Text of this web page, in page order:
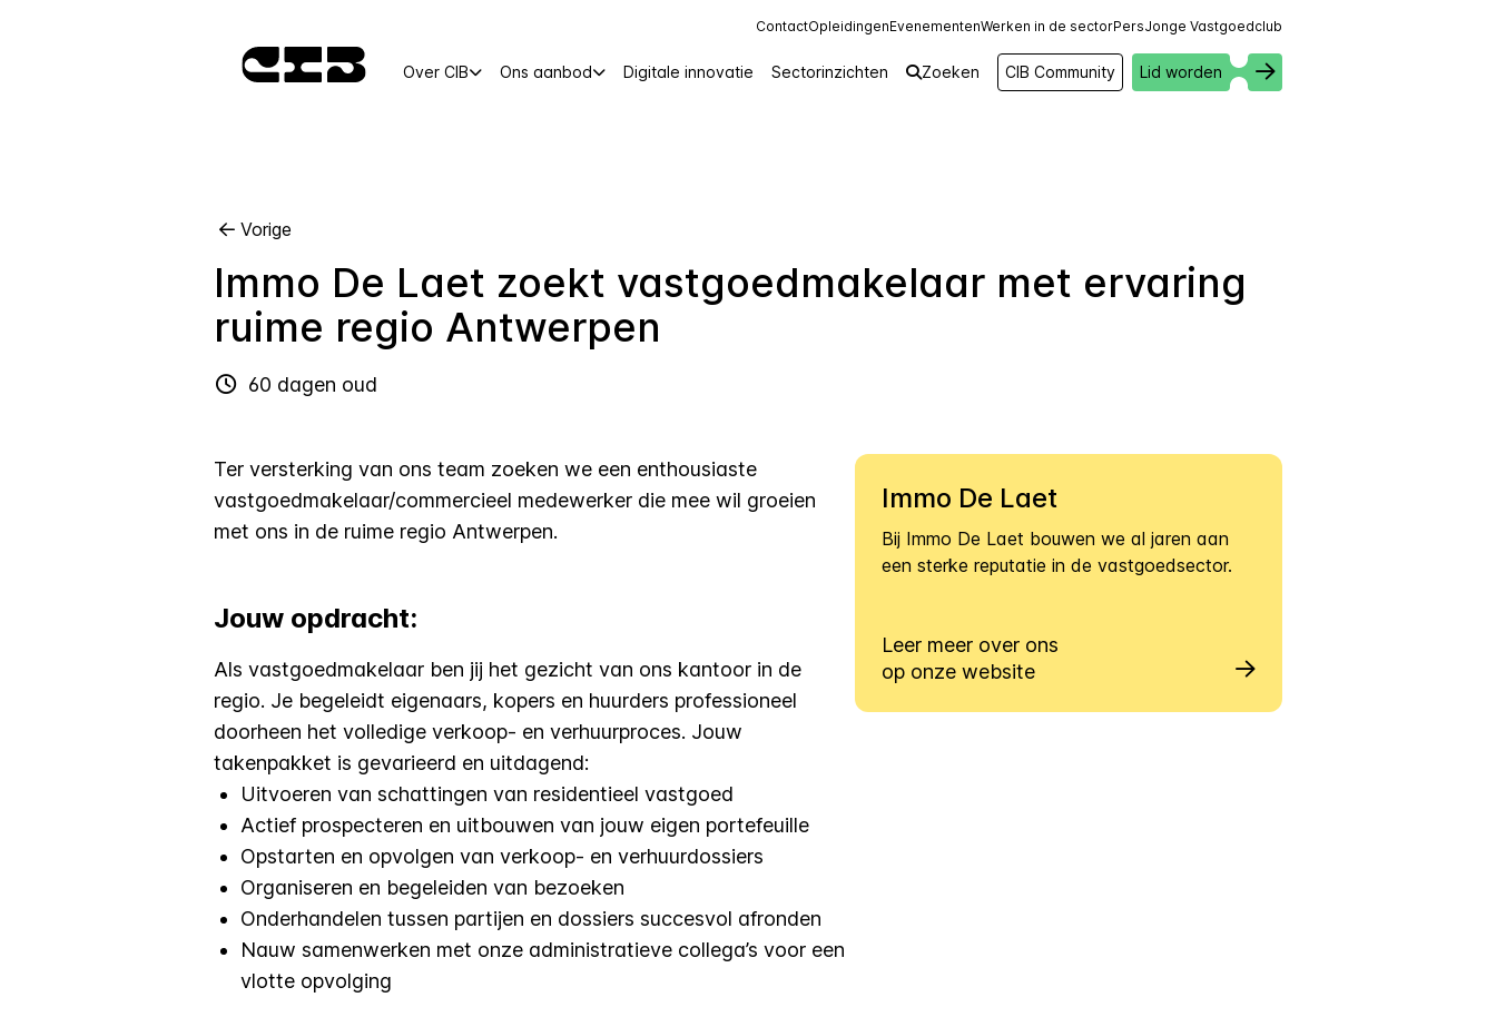
ContactOpleidingenEvenementenWerken in de sectorPersJonge Vastgoedclub
Over CIB Ons aanbod Digitale innovatie Sectorinzichten Zoeken CIB Community Lid worden
Vorige
Immo De Laet zoekt vastgoedmakelaar met ervaring
ruime regio Antwerpen
60 dagen oud
Ter versterking van ons team zoeken we een enthousiaste
vastgoedmakelaar/commercieel medewerker die mee wil groeien
met ons in de ruime regio Antwerpen.
Jouw opdracht:
Als vastgoedmakelaar ben jij het gezicht van ons kantoor in de
regio. Je begeleidt eigenaars, kopers en huurders professioneel
doorheen het volledige verkoop- en verhuurproces. Jouw
takenpakket is gevarieerd en uitdagend:
Uitvoeren van schattingen van residentieel vastgoed
Actief prospecteren en uitbouwen van jouw eigen portefeuille
Opstarten en opvolgen van verkoop- en verhuurdossiers
Organiseren en begeleiden van bezoeken
Onderhandelen tussen partijen en dossiers succesvol afronden
Nauw samenwerken met onze administratieve collega’s voor een
vlotte opvolging
Immo De Laet
Bij Immo De Laet bouwen we al jaren aan
een sterke reputatie in de vastgoedsector.
Leer meer over ons
op onze website